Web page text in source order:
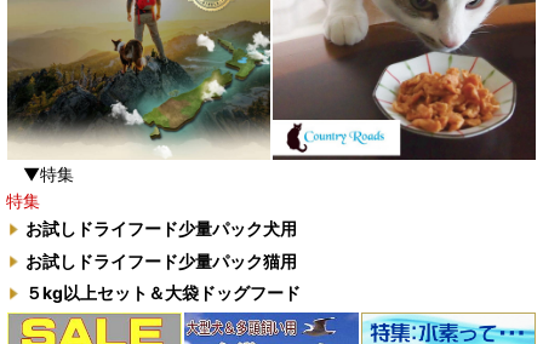
▼特集
特集
お試しドライフード少量パック犬用
お試しドライフード少量パック猫用
５kg以上セット＆大袋ドッグフード